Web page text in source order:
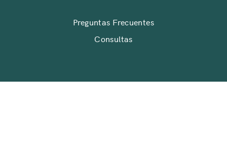
Preguntas Frecuentes
Consultas